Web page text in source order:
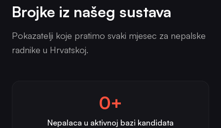
Brojke iz našeg sustava
Pokazatelji koje pratimo svaki mjesec za nepalske
radnike u Hrvatskoj.
0+
Nepalaca u aktivnoj bazi kandidata